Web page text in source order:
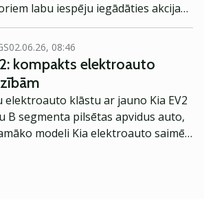
labu iespēju iegādāties akcijas
JPMorgan Chase.
02.06.26, 08:46
kompakts elektroauto
elektroauto klāstu ar jauno Kia EV2
B segmenta pilsētas apvidus auto,
modeli Kia elektroauto saimē